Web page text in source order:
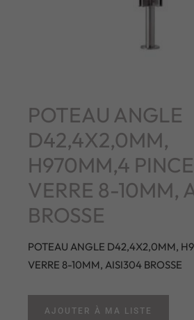
POTEAU ANGLE
D42,4X2,0MM,
H970MM,4
VERRE 8-10MM,
BROSSE
POTEAU ANGLE D42,4X2,0MM,
VERRE 8-10MM, AISI304 BROSSE
AJOUTER À MA LISTE